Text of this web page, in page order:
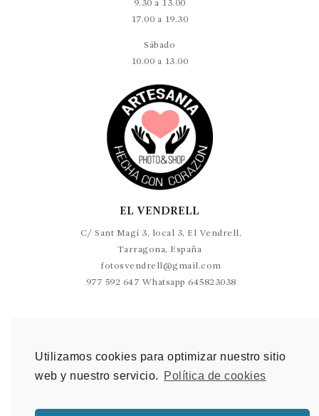
Utilizamos cookies para optimizar nuestro sitio
web y nuestro servicio.
Política de cookies
9.30 a 13.00
17.00 a 19.30
Sábado
10.00 a 13.00
EL VENDRELL
C/ Sant Magí 3, local 3, El Vendrell,
Tarragona, España
fotosvendrell@gmail.com
977 592 647 Whatsapp 645823038
photovalls@gmail.com
977 600 904 Whatsapp 648 907 489